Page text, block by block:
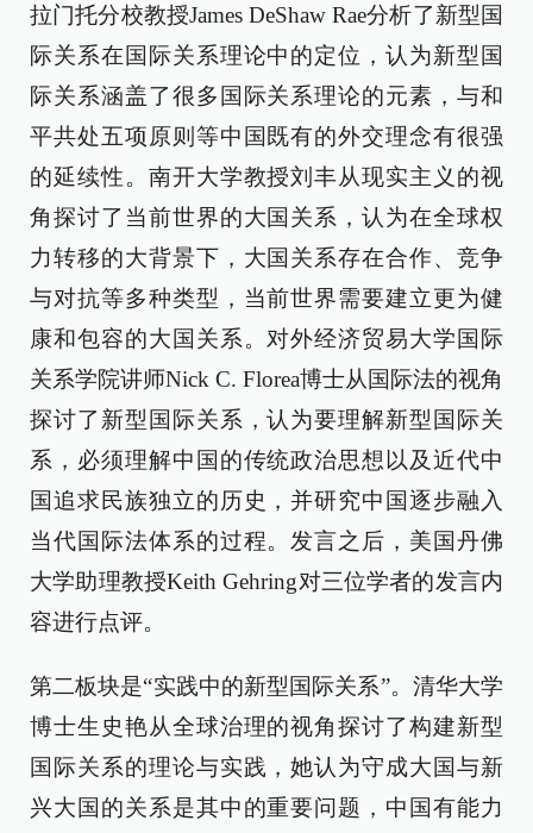
拉门托分校教授James DeShaw Rae分析了新型国
际关系在国际关系理论中的定位，认为新型国
际关系涵盖了很多国际关系理论的元素，与和
平共处五项原则等中国既有的外交理念有很强
的延续性。南开大学教授刘丰从现实主义的视
角探讨了当前世界的大国关系，认为在全球权
力转移的大背景下，大国关系存在合作、竞争
与对抗等多种类型，当前世界需要建立更为健
康和包容的大国关系。对外经济贸易大学国际
关系学院讲师Nick C. Florea博士从国际法的视角
探讨了新型国际关系，认为要理解新型国际关
系，必须理解中国的传统政治思想以及近代中
国追求民族独立的历史，并研究中国逐步融入
当代国际法体系的过程。发言之后，美国丹佛
大学助理教授Keith Gehring对三位学者的发言内
容进行点评。
第二板块是“实践中的新型国际关系”。清华大学
博士生史艳从全球治理的视角探讨了构建新型
国际关系的理论与实践，她认为守成大国与新
兴大国的关系是其中的重要问题，中国有能力